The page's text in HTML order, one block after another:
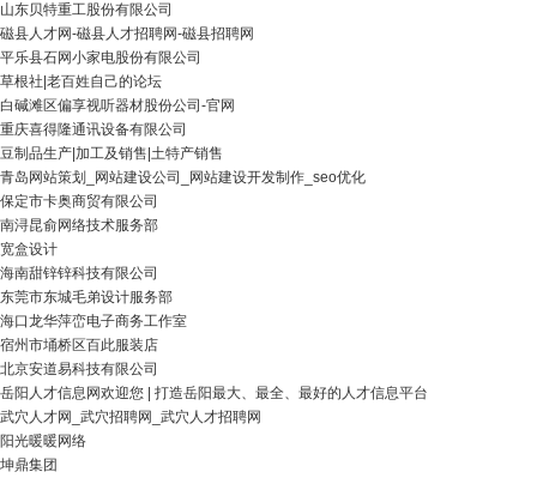
山东贝特重工股份有限公司
磁县人才网-磁县人才招聘网-磁县招聘网
平乐县石网小家电股份有限公司
草根社|老百姓自己的论坛
白碱滩区偏享视听器材股份公司-官网
重庆喜得隆通讯设备有限公司
豆制品生产|加工及销售|土特产销售
青岛网站策划_网站建设公司_网站建设开发制作_seo优化
保定市卡奥商贸有限公司
南浔昆俞网络技术服务部
宽盒设计
海南甜锌锌科技有限公司
东莞市东城毛弟设计服务部
海口龙华萍峦电子商务工作室
宿州市埇桥区百此服装店
北京安道易科技有限公司
岳阳人才信息网欢迎您 | 打造岳阳最大、最全、最好的人才信息平台
武穴人才网_武穴招聘网_武穴人才招聘网
阳光暖暖网络
坤鼎集团